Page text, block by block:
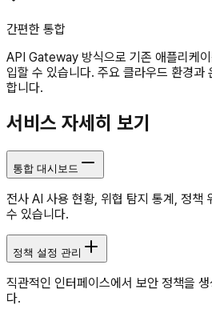
간편한 통합
API Gateway 방식으로 기존 애플리케
입할 수 있습니다. 주요 클라우드 환경과
합니다.
서비스 자세히 보기
통합 대시보드
전사 AI 사용 현황, 위협 탐지 통계, 정책
수 있습니다.
정책 설정 관리
직관적인 인터페이스에서 보안 정책을
다.